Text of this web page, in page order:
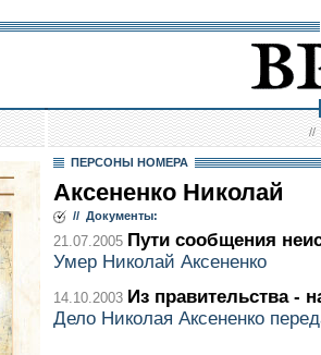
//
ПЕРСОНЫ НОМЕРА
Аксененко Николай
// Документы:
21.07.2005 Пути сообщения
Умер Николай Аксененко
14.10.2003 Из правительства -
Дело Николая Аксененко